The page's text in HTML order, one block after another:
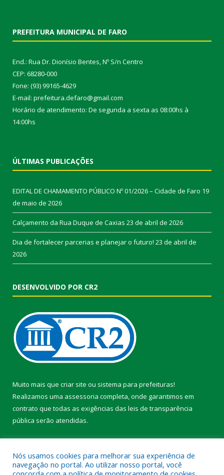
PREFEITURA MUNICIPAL DE FARO
End.: Rua Dr. Dionísio Bentes, Nº S/n Centro
CEP: 68280-000
Fone: (93) 99165-4629
E-mail: prefeitura.defaro@gmail.com
Horário de atendimento: De segunda a sexta as 08:00hs à
14:00hs
ÚLTIMAS PUBLICAÇÕES
EDITAL DE CHAMAMENTO PÚBLICO Nº 01/2026 – Cidade de Faro 19
de maio de 2026
Calçamento da Rua Duque de Caxias 23 de abril de 2026
Dia de fortalecer parcerias e planejar o futuro! 23 de abril de
2026
DESENVOLVIDO POR CR2
Muito mais que criar site ou sistema para prefeituras!
Realizamos uma assessoria completa, onde garantimos em
contrato que todas as exigências das leis de transparência
pública serão atendidas.
Nós usamos cookies para melhorar sua experiência de
navegação no portal. Ao utilizar nosso portal, você